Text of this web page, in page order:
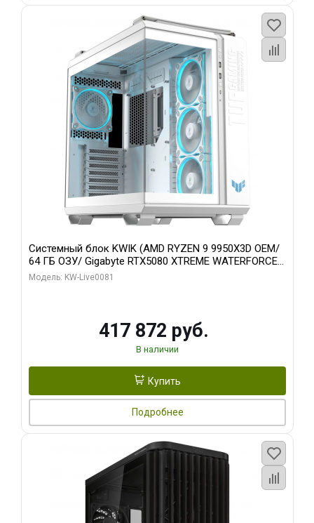
Системный блок KWIK (AMD RYZEN 9 9950X3D OEM/
64 ГБ ОЗУ/ Gigabyte RTX5080 XTREME WATERFORCE
16GB GDDR7 256bit/ 1 ТБ SSD)
Модель: KW-Live0081
417 872 руб.
В наличии
Купить
Подробнее